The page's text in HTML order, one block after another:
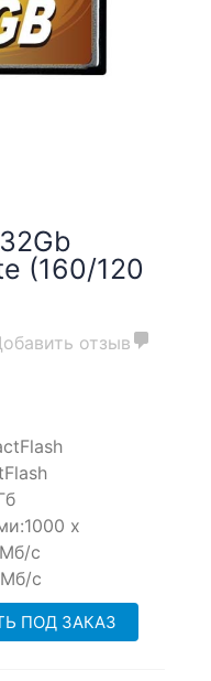
(160/120
отзыв
1000 x
с
с
ПОД ЗАКАЗ